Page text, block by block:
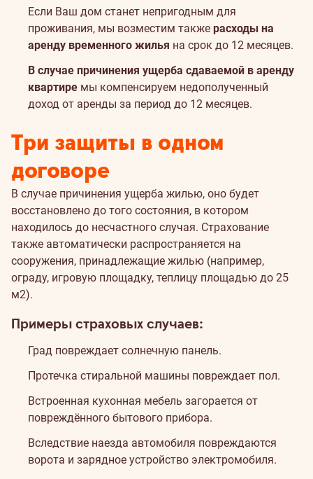
Если Ваш дом станет непригодным для
проживания, мы возместим также расходы на
аренду временного жилья на срок до 12 месяцев.
В случае причинения ущерба сдаваемой в аренду
квартире мы компенсируем недополученный
доход от аренды за период до 12 месяцев.
Три защиты в одном
договоре
В случае причинения ущерба жилью, оно будет
восстановлено до того состояния, в котором
находилось до несчастного случая. Страхование
также автоматически распространяется на
сооружения, принадлежащие жилью (например,
ограду, игровую площадку, теплицу площадью до 25
м2).
Примеры страховых случаев:
Град повреждает солнечную панель.
Протечка стиральной машины повреждает пол.
Встроенная кухонная мебель загорается от
повреждённого бытового прибора.
Вследствие наезда автомобиля повреждаются
ворота и зарядное устройство электромобиля.